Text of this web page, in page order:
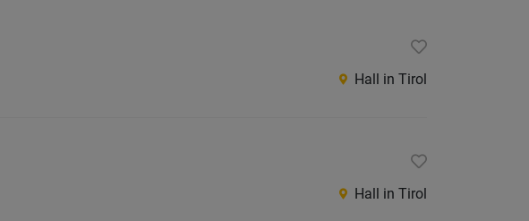
Hall in Tirol
Hall in Tirol